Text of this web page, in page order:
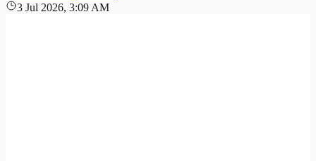
3 Jul 2026, 3:09 AM